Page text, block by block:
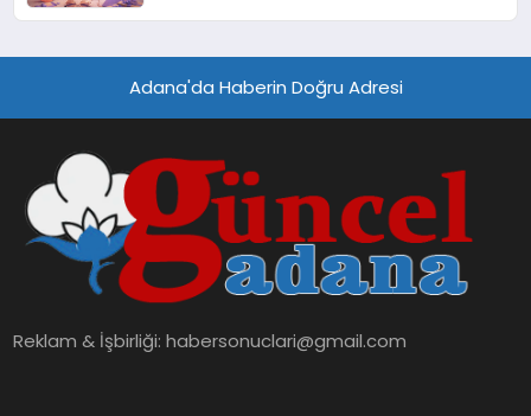
Adana'da Haberin Doğru Adresi
Reklam & İşbirliği:habersonuclari@gmail.com